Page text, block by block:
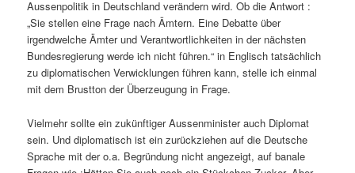
Aussenpolitik in Deutschland verändern wird. Ob die Antwort :
„Sie stellen eine Frage nach Ämtern. Eine Debatte über
irgendwelche Ämter und Verantwortlichkeiten in der nächsten
Bundesregierung werde ich nicht führen.“ in Englisch tatsächlich
zu diplomatischen Verwicklungen führen kann, stelle ich einmal
mit dem Brustton der Überzeugung in Frage.
Vielmehr sollte ein zukünftiger Aussenminister auch Diplomat
sein. Und diplomatisch ist ein zurückziehen auf die Deutsche
Sprache mit der o.a. Begründung nicht angezeigt, auf banale